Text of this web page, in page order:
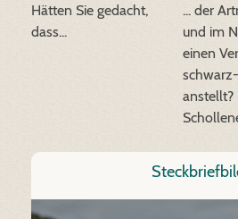
Hätten Sie gedacht,
dass...
... der
und im
einen
anstellt?